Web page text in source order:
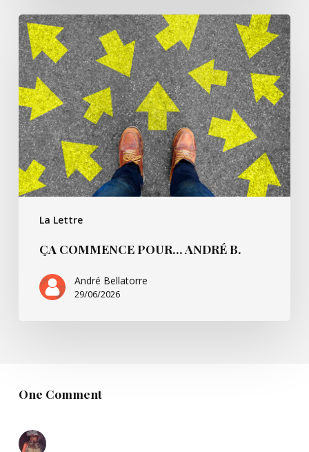
La Lettre
Ça
commence
pour…
André
B.
ÇA COMMENCE POUR… ANDRÉ B.
André Bellatorre
29/06/2026
One Comment